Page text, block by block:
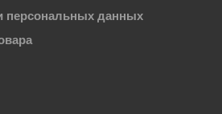
персональных данных